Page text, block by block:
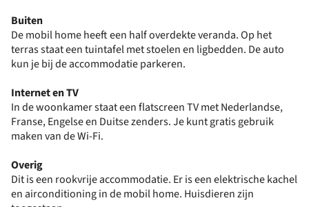
Buiten
De mobil home heeft een half overdekte veranda. Op het
terras staat een tuintafel met stoelen en ligbedden. De auto
kun je bij de accommodatie parkeren.
Internet en TV
In de woonkamer staat een flatscreen TV met Nederlandse,
Franse, Engelse en Duitse zenders. Je kunt gratis gebruik
maken van de Wi-Fi.
Overig
Dit is een rookvrije accommodatie. Er is een elektrische kachel
en airconditioning in de mobil home. Huisdieren zijn